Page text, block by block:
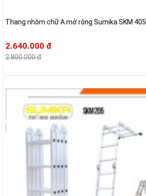
Thang nhôm chữ A mở rộng Sumika SKM 405
2.640.000 đ
2.800.000 đ